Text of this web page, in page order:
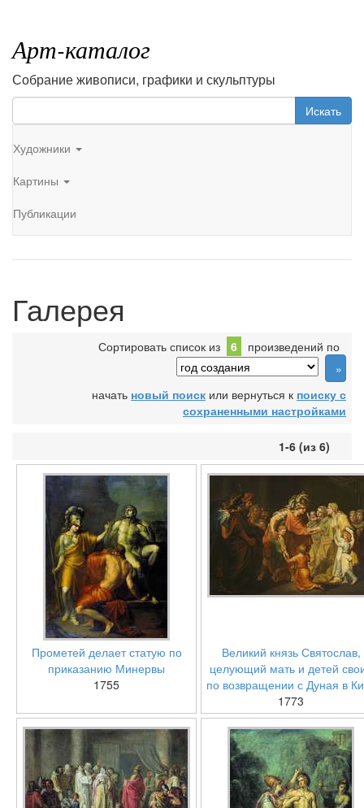
Арт-каталог
Собрание живописи, графики и скульптуры
Искать
Художники
Картины
Публикации
Галерея
Сортировать список из 6 произведений по
начать новый поиск или вернуться к поиску с
сохраненными настройками
1-6 (из 6)
Прометей делает статую по
приказанию Минервы
1755
Великий князь Святослав,
целующий мать и детей
по возвращении с Дуная в
1773